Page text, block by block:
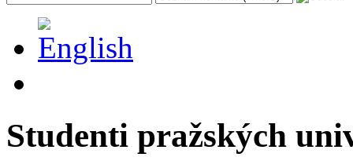
Studenti pražských